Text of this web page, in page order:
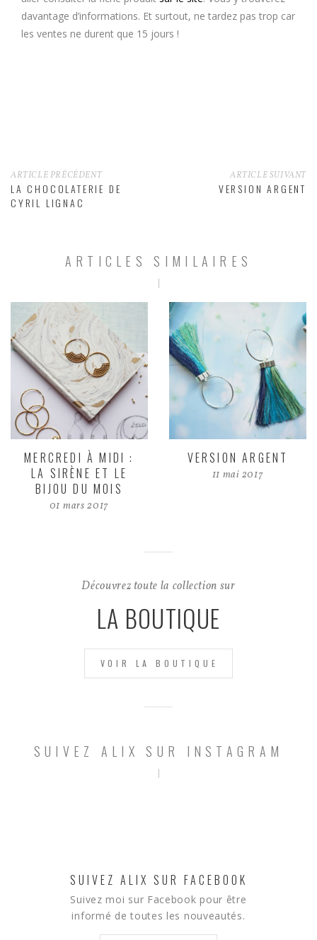
davantage d’informations. Et surtout, ne tardez pas trop car
les ventes ne durent que 15 jours !
ARTICLE PRÉCÉDENT
LA CHOCOLATERIE DE
CYRIL LIGNAC
ARTICLE SUIVANT
VERSION ARGENT
ARTICLES SIMILAIRES
MERCREDI À MIDI :
LA SIRÈNE ET LE
BIJOU DU MOIS
01 mars 2017
VERSION ARGENT
11 mai 2017
Découvrez toute la collection sur
LA BOUTIQUE
VOIR LA BOUTIQUE
SUIVEZ ALIX SUR INSTAGRAM
SUIVEZ ALIX SUR FACEBOOK
Suivez moi sur Facebook pour être
informé de toutes les nouveautés.